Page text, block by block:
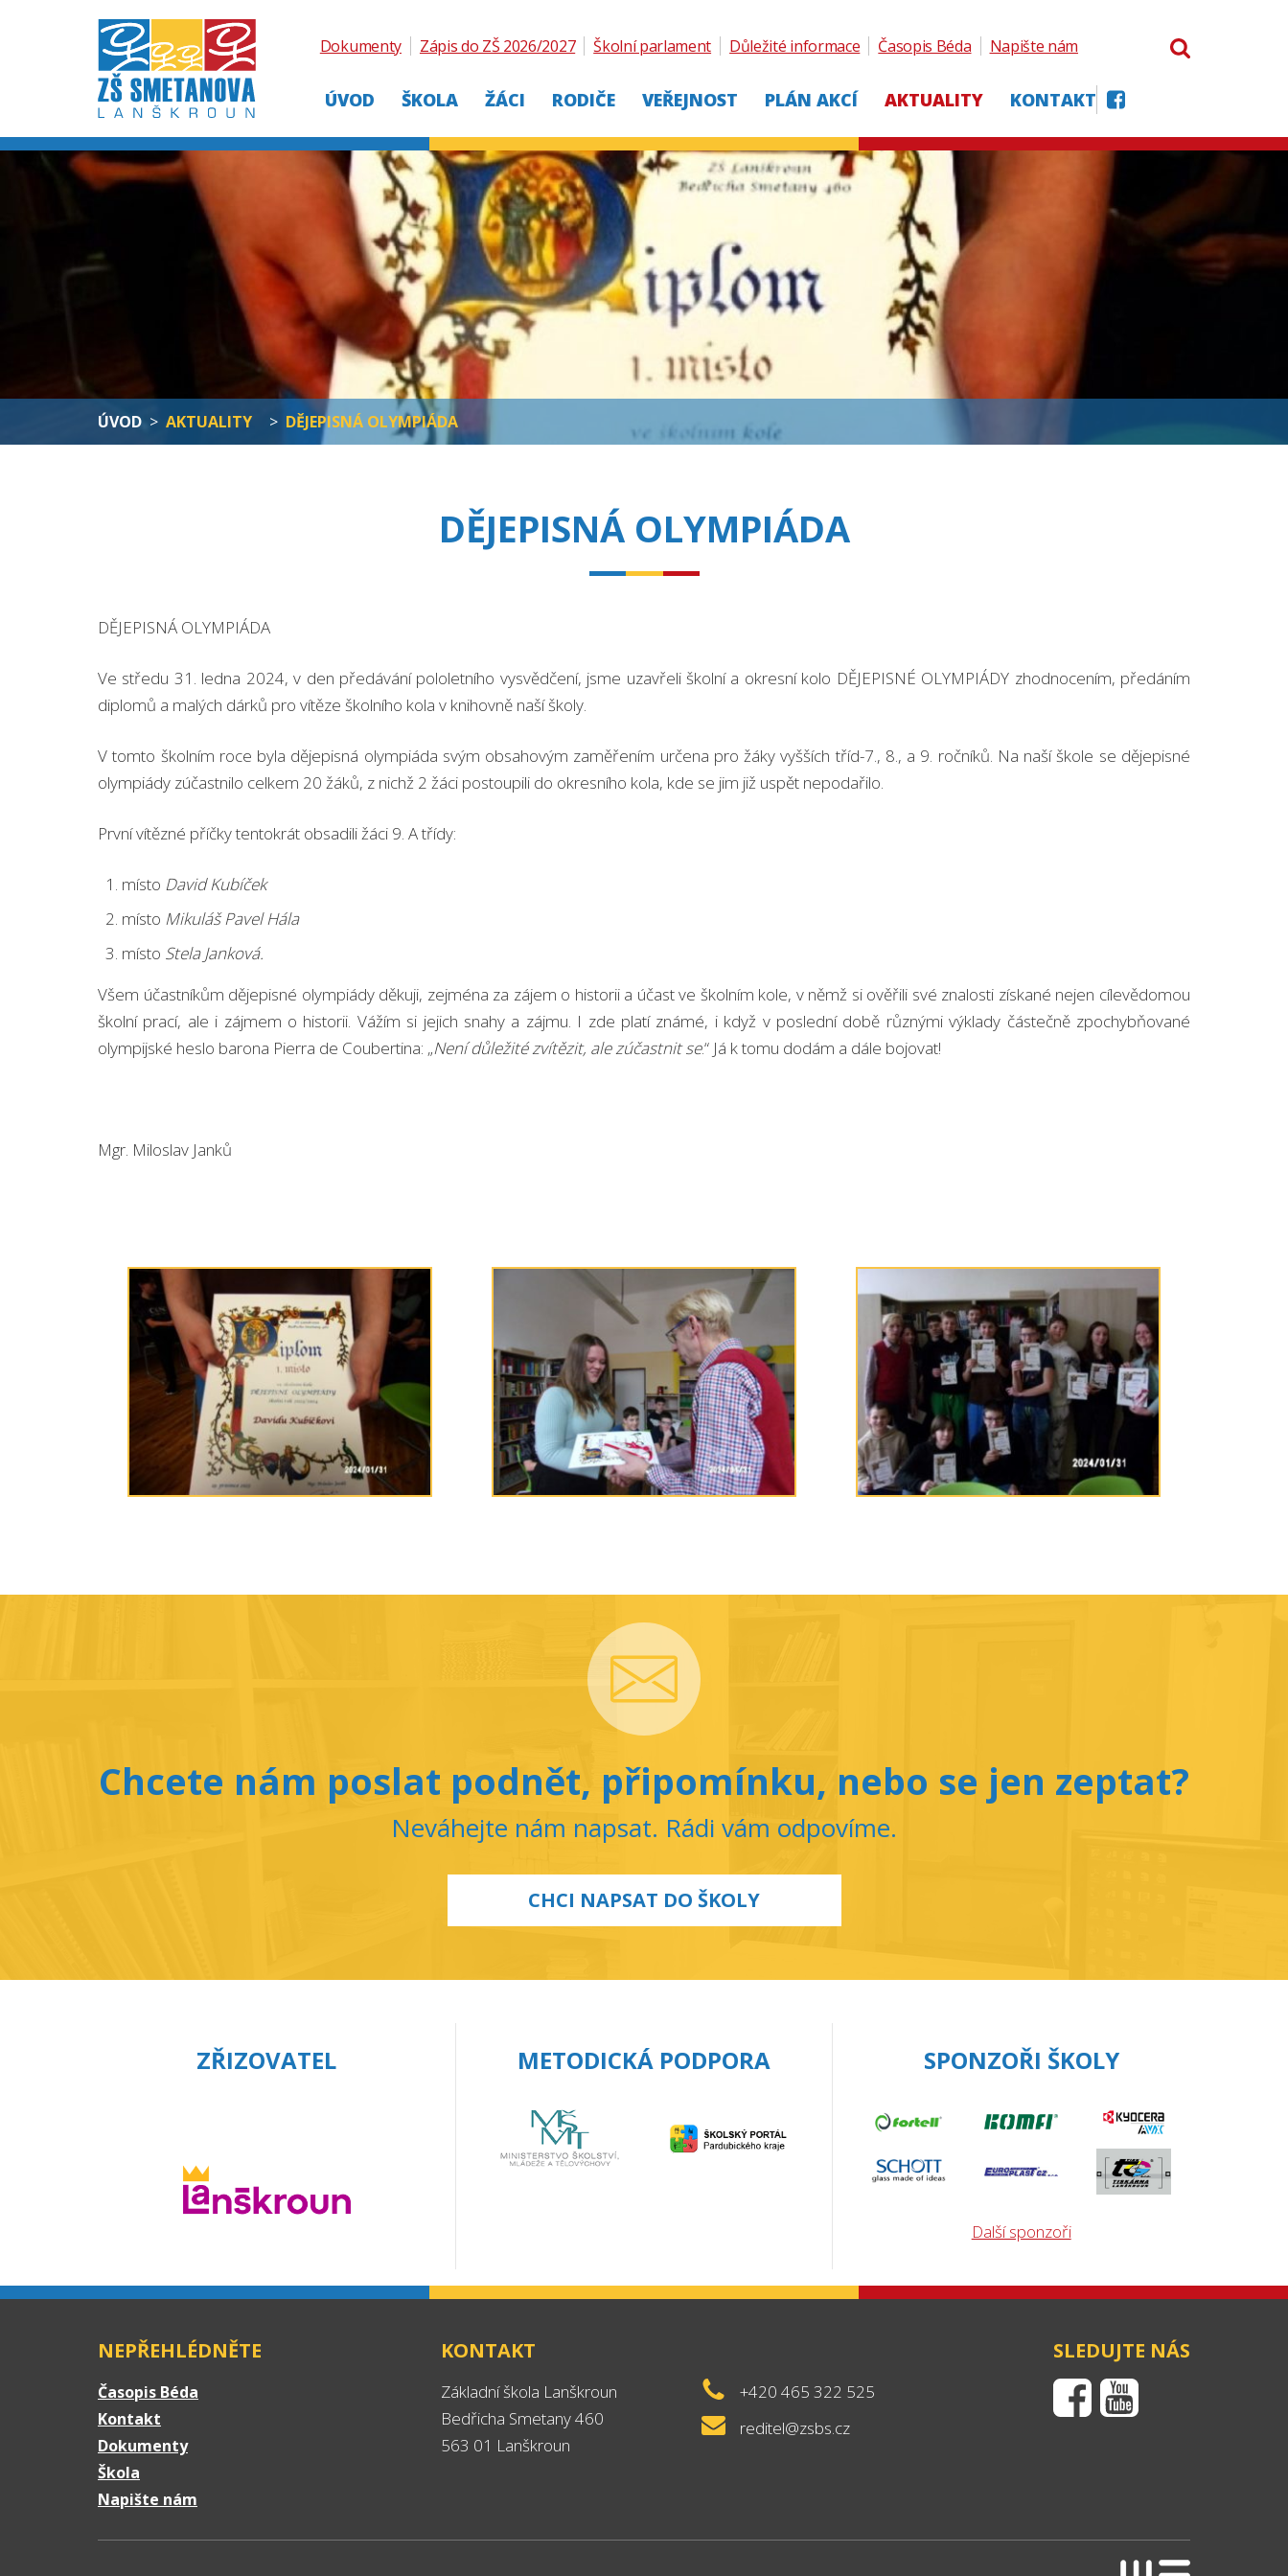
ÚVOD ŠKOLA ŽÁCI RODIČE VEŘEJNOST PLÁN AKCÍ AKTUALITY KONTAKT
Dokumenty Zápis do ZŠ 2026/2027 Školní parlament Důležité informace Časopis Béda Napište nám
ÚVOD > AKTUALITY > DĚJEPISNÁ OLYMPIÁDA
DĚJEPISNÁ OLYMPIÁDA
DĚJEPISNÁ OLYMPIÁDA
Ve středu 31. ledna 2024, v den předávání pololetního vysvědčení, jsme uzavřeli školní a okresní kolo DĚJEPISNÉ OLYMPIÁDY zhodnocením, předáním
diplomů a malých dárků pro vítěze školního kola v knihovně naší školy.
V tomto školním roce byla dějepisná olympiáda svým obsahovým zaměřením určena pro žáky vyšších tříd-7., 8., a 9. ročníků. Na naší škole se dějepisné
olympiády zúčastnilo celkem 20 žáků, z nichž 2 žáci postoupili do okresního kola, kde se jim již uspět nepodařilo.
První vítězné příčky tentokrát obsadili žáci 9. A třídy:
místo David Kubíček
místo Mikuláš Pavel Hála
místo Stela Janková.
Všem účastníkům dějepisné olympiády děkuji, zejména za zájem o historii a účast ve školním kole, v němž si ověřili své znalosti získané nejen cílevědomou
školní prací, ale i zájmem o historii. Vážím si jejich snahy a zájmu. I zde platí známé, i když v poslední době různými výklady částečně zpochybňované
olympijské heslo barona Pierra de Coubertina: „Není důležitézvítězit, ale zúčastnit se.“ Já k tomu dodám a dále bojovat!
Mgr. Miloslav Janků
Chcete nám poslat podnět, připomínku, nebo se jen zeptat?
Neváhejte nám napsat. Rádi vám odpovíme.
CHCI NAPSAT DO ŠKOLY
ZŘIZOVATEL METODICKÁ PODPORA SPONZOŘI ŠKOLY
Další sponzoři
NEPŘEHLÉDNĚTE
Časopis Béda
Kontakt
Dokumenty
Škola
Napište nám
KONTAKT
Základní škola Lanškroun
Bedřicha Smetany 460
563 01 Lanškroun
+420 465 322 525
reditel@zsbs.cz
SLEDUJTE NÁS